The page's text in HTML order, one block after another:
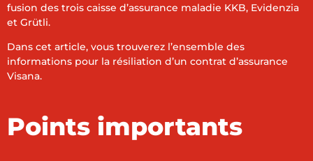
fusion des trois caisse d’assurance maladie KKB, Evidenzia
et Grütli.
Dans cet article, vous trouverez l’ensemble des
informations pour la résiliation d’un contrat d’assurance
Visana.
Points importants